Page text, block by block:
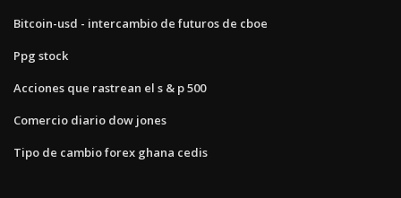
Bitcoin-usd - intercambio de futuros de cboe
Ppg stock
Acciones que rastrean el s & p 500
Comercio diario dow jones
Tipo de cambio forex ghana cedis